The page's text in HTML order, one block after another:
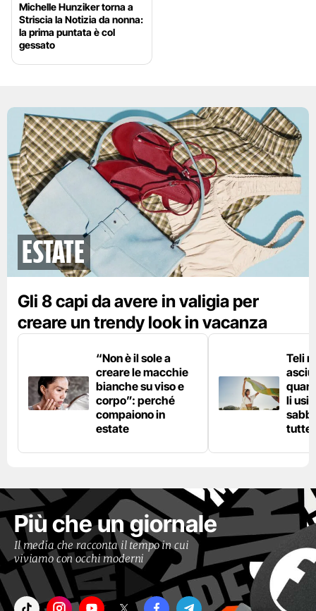
Michelle Hunziker torna a
Striscia la Notizia da nonna:
la prima puntata è col
gessato
Estate
Gli 8 capi da avere in valigia per
creare un trendy look in vacanza
“Non è il sole a
creare le macchie
bianche su viso e
corpo”: perché
compaiono in
estate
Teli
li
tutte
Più che un giornale
Il media che racconta il tempo in cui
viviamo con occhi moderni